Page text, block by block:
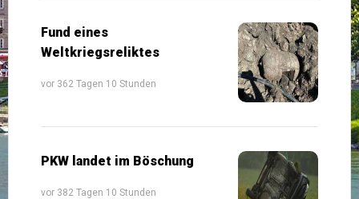
Fund eines
Weltkriegsreliktes
vor 362 Tagen 10 Stunden
PKW landet im Böschung
vor 382 Tagen 10 Stunden